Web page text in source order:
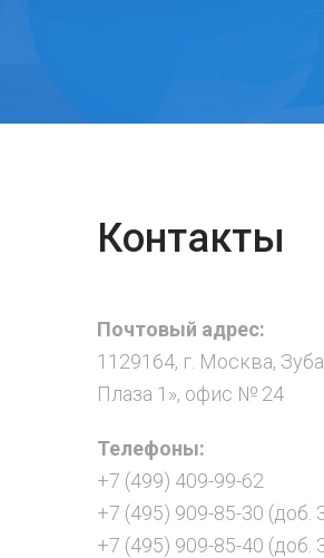
Контакты
Почтовый адрес:
1129164, г. Москва,
Плаза 1», офис № 24
Телефоны:
+7 (499) 409-99-62
+7 (495) 909-85-30 (доб.
+7 (495) 909-85-40 (доб.